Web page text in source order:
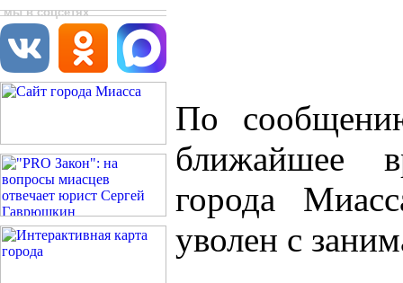
мы в соцсетях
По
ближайшее
города
уволен с